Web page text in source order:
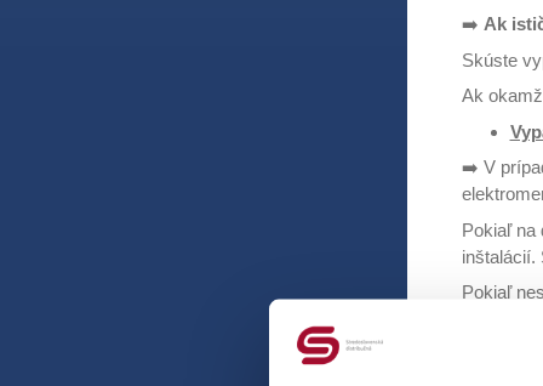
➡️ Ak
Skúste
Ak
➡️ V
Pokiaľ na
inštalácií.
Pokiaľ